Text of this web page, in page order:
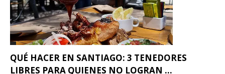
QUÉ HACER EN SANTIAGO: 3 TENEDORES
LIBRES PARA QUIENES NO LOGRAN ...